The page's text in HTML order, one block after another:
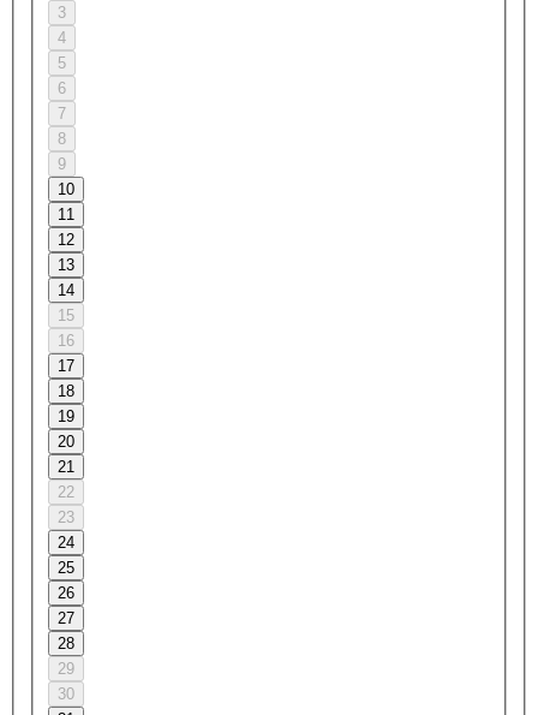
3
4
5
6
7
8
9
10
11
12
13
14
15
16
17
18
19
20
21
22
23
24
25
26
27
28
29
30